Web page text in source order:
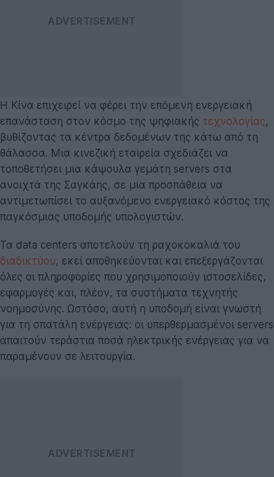
Η Κίνα επιχειρεί να φέρει την επόμενη ενεργειακή
επανάσταση στον κόσμο της ψηφιακής τεχνολογίας,
βυθίζοντας τα κέντρα δεδομένων της κάτω από τη
θάλασσα. Μια κινεζική εταιρεία σχεδιάζει να
τοποθετήσει μια κάψουλα γεμάτη servers στα
ανοιχτά της Σαγκάης, σε μια προσπάθεια να
αντιμετωπίσει το αυξανόμενο ενεργειακό κόστος της
παγκόσμιας υποδομής υπολογιστών.
Τα data centers αποτελούν τη ραχοκοκαλιά του
διαδικτύου, εκεί αποθηκεύονται και επεξεργάζονται
όλες οι πληροφορίες που χρησιμοποιούν ιστοσελίδες,
εφαρμογές και, πλέον, τα συστήματα τεχνητής
νοημοσύνης. Ωστόσο, αυτή η υποδομή είναι γνωστή
για τη σπατάλη ενέργειας: οι υπερθερμασμένοι servers
απαιτούν τεράστια ποσά ηλεκτρικής ενέργειας για να
παραμένουν σε λειτουργία.